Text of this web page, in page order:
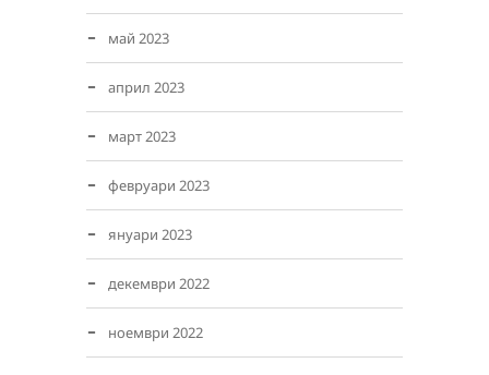
май 2023
април 2023
март 2023
февруари 2023
януари 2023
декември 2022
ноември 2022